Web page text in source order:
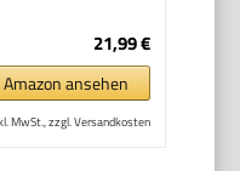
21,99 €
Amazon ansehen
MwSt., zzgl. Versandkosten